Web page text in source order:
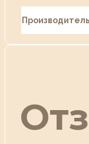
Производитель